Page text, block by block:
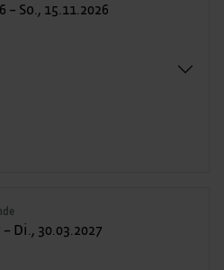
– So., 15.11.2026
– Di., 30.03.2027